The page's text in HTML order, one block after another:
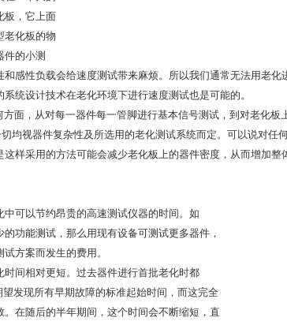
板，它上面
老化板的物
件的小测
感性负载会给速度测试带来麻烦。所以我们通常无法用老化
统设计技术在老化环境下进行速度测试也是可能的。
面，从对每一器件每一管脚进行基本信号测试，到对老化板
均视器件复杂性及所选用的老化测试系统而定。可以说对任
样采用的方法可能会减少老化板上的器件密度，从而增加整
中可以节约昂贵的高速测试仪器的时间。如
功能测试，那么用现有设备可测试更多器件，
方案而发生的费用。
时间相对更短。过去器件进行首批老化时都
发现所有早期故障的标准起始时间，而这完全
在随后的半年期间，这个时间会不断缩短，直